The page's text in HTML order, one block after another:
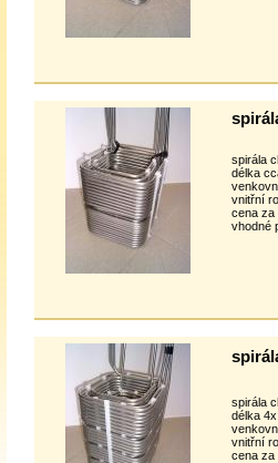
spirála
délka
vnitřní
cena za
vhodné
spirála
délka
vnitřní
cena za